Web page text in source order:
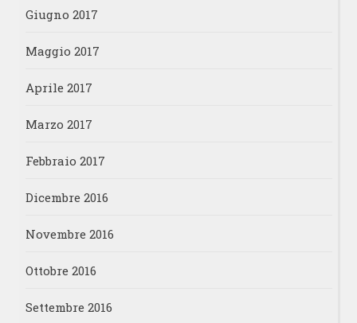
Giugno 2017
Maggio 2017
Aprile 2017
Marzo 2017
Febbraio 2017
Dicembre 2016
Novembre 2016
Ottobre 2016
Settembre 2016